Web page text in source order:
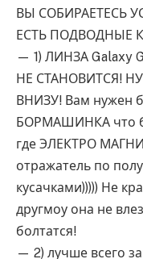
ВЫ СОБИРАЕТЕСЬ
ЕСТЬ ПОДВОДНЫЕ
— 1) ЛИНЗА Galaxy
НЕ СТАНОВИТСЯ!
ВНИЗУ! Вам нужен
БОРМАШИНКА что
где ЭЛЕКТРО
отражатель по
кусачками))))) Не
другмоу она не
болтатся!
— 2) лучше всего